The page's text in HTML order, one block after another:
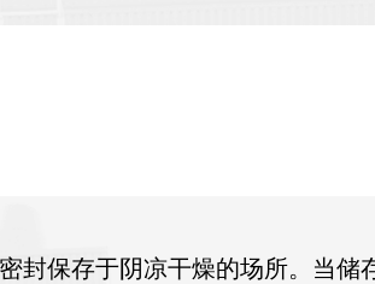
封保存于阴凉干燥的场所。当储